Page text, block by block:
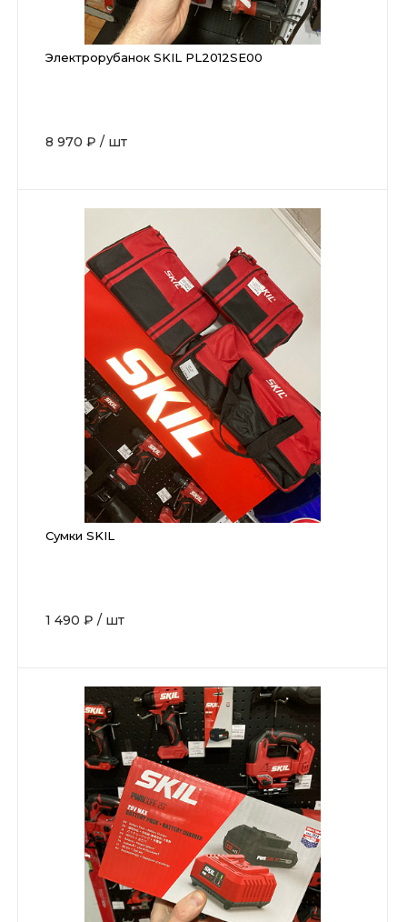
Электрорубанок SKIL PL2012SE00
8 970 ₽ / шт
Сумки SKIL
1 490 ₽ / шт